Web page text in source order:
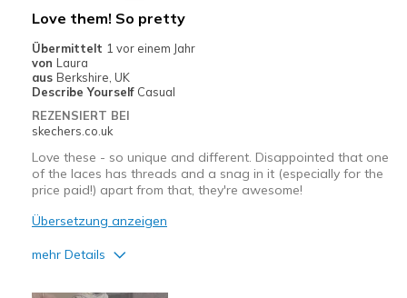
Width
Feels true to width
Sizing
Feels true to size
View On Shoes
Love them! So pretty
Übermittelt 1 vor einem Jahr
von Laura
aus Berkshire, UK
Describe Yourself Casual
REZENSIERT BEI
skechers.co.uk
Love these - so unique and different. Disappointed that one
of the laces has threads and a snag in it (especially for the
price paid!) apart from that, they're awesome!
Übersetzung anzeigen
mehr Details